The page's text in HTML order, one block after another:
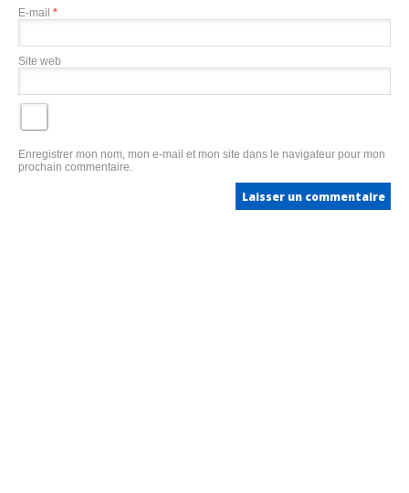
E-mail *
Site web
Enregistrer mon nom, mon e-mail et mon site dans le navigateur pour mon
prochain commentaire.